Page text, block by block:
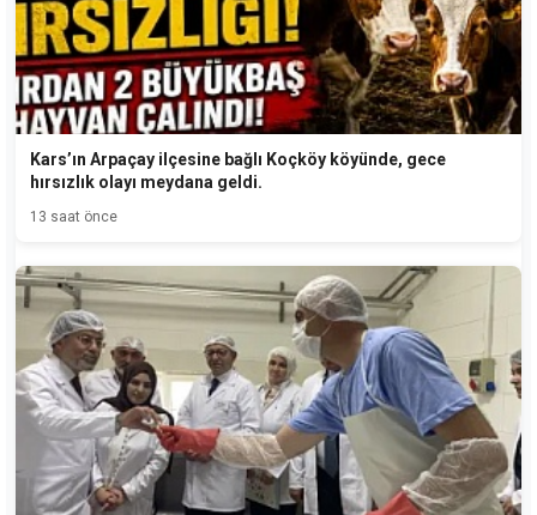
Kars’ın Arpaçay ilçesine bağlı Koçköy köyünde, gece
hırsızlık olayı meydana geldi.
13 saat önce